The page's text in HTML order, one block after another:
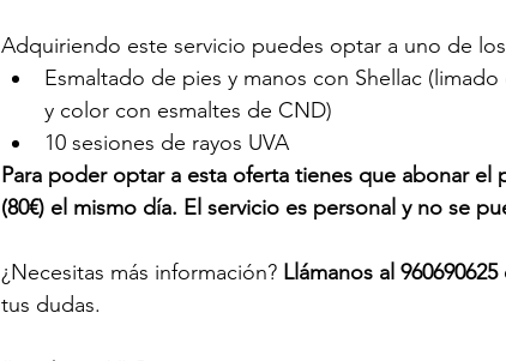
Adquiriendo este servicio puedes optar a uno de
Esmaltado de pies y manos con Shellac
y color con esmaltes de CND)
10 sesiones de rayos UVA
Para poder optar a esta oferta tienes que abonar
(80€) el mismo día. El servicio es personal y no se
¿Necesitas más información? Llámanos al
tus dudas.